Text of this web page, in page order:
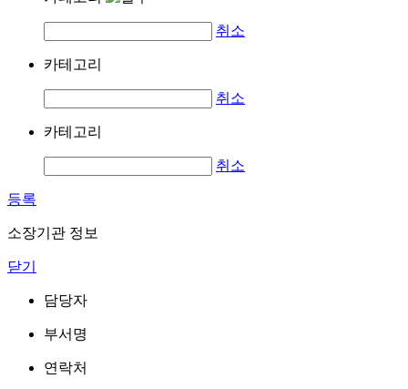
취소
카테고리
취소
카테고리
취소
등록
소장기관 정보
닫기
담당자
부서명
연락처